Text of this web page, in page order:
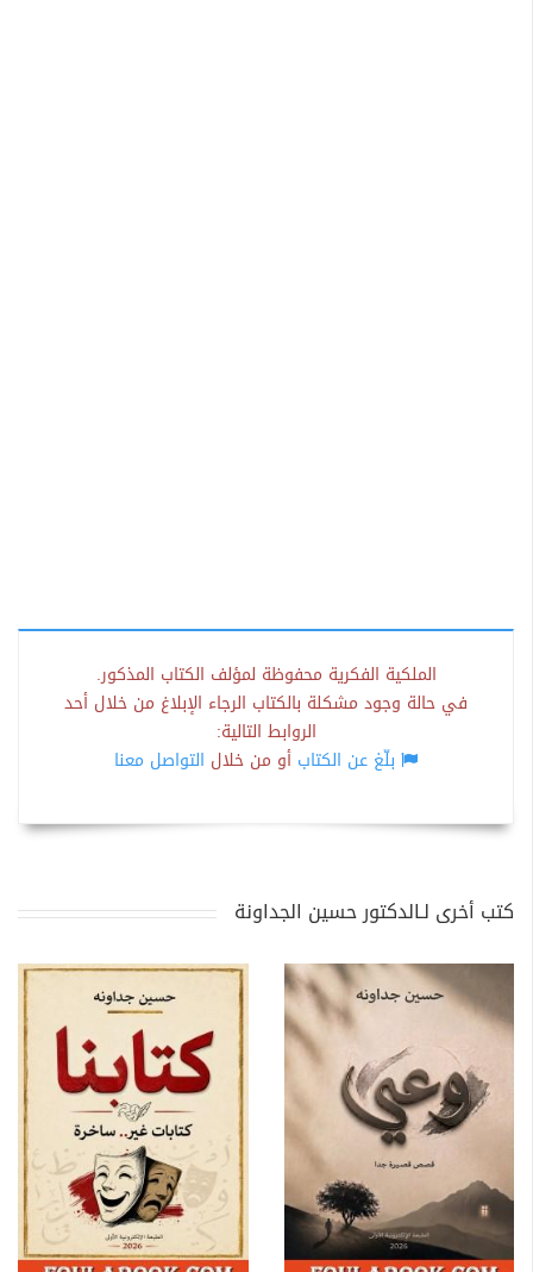
الملكية الفكرية محفوظة لمؤلف الكتاب المذكور.
في حالة وجود مشكلة بالكتاب الرجاء الإبلاغ من خلال أحد
الروابط التالية:
بلّغ عن الكتاب أو من خلال التواصل معنا
كتب أخرى لـالدكتور حسين الجداونة